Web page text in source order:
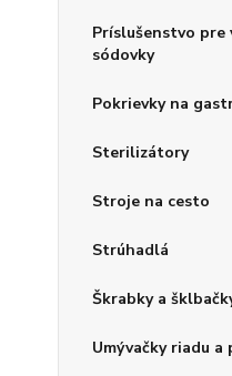
Príslušenstvo pre
sódovky
Pokrievky na
Sterilizátory
Stroje na cesto
Strúhadlá
Škrabky a
Umývačky riadu